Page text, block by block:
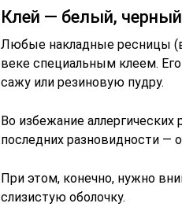
Клей — белый,
Любые накладные ресницы (в
веке специальным клеем.
сажу или резиновую пудру.
Во избежание
последних разновидности —
При этом, конечно, нужно
слизистую оболочку.